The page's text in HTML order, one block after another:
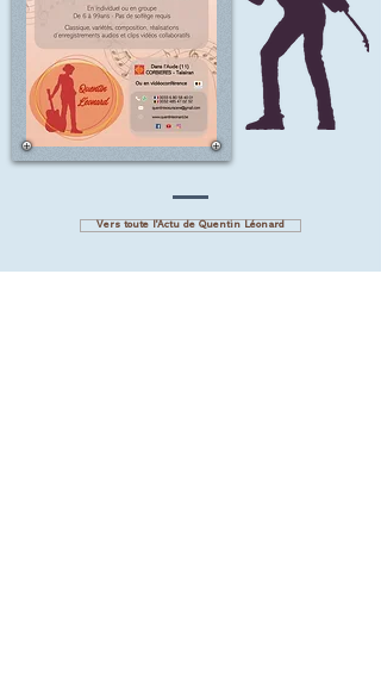
Vers toute l'Actu de Quentin Léonard